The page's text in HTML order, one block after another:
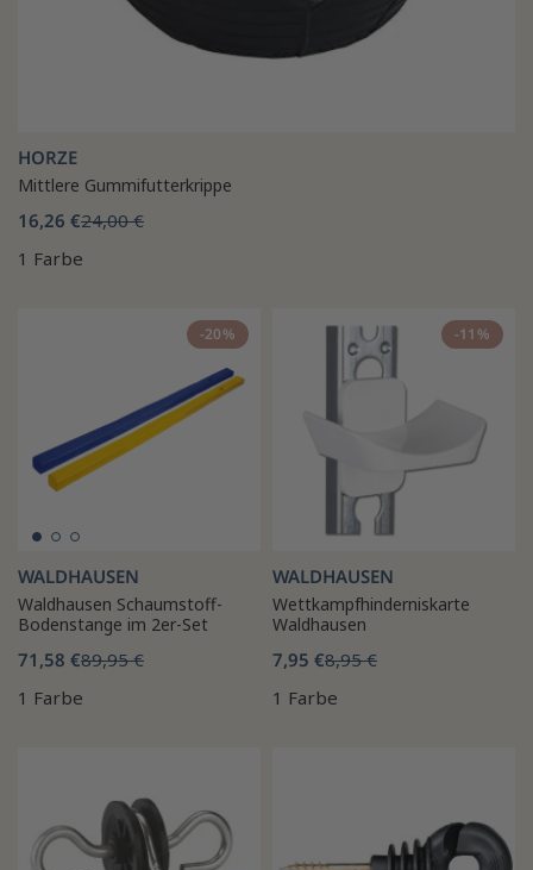
HORZE
Mittlere Gummifutterkrippe
16,26 €24,00 €
1 Farbe
-20%
WALDHAUSEN
Waldhausen Schaumstoff-
Bodenstange im 2er-Set
71,58 €89,95 €
1 Farbe
-11%
WALDHAUSEN
Wettkampfhinderniskarte
Waldhausen
7,95 €8,95 €
1 Farbe